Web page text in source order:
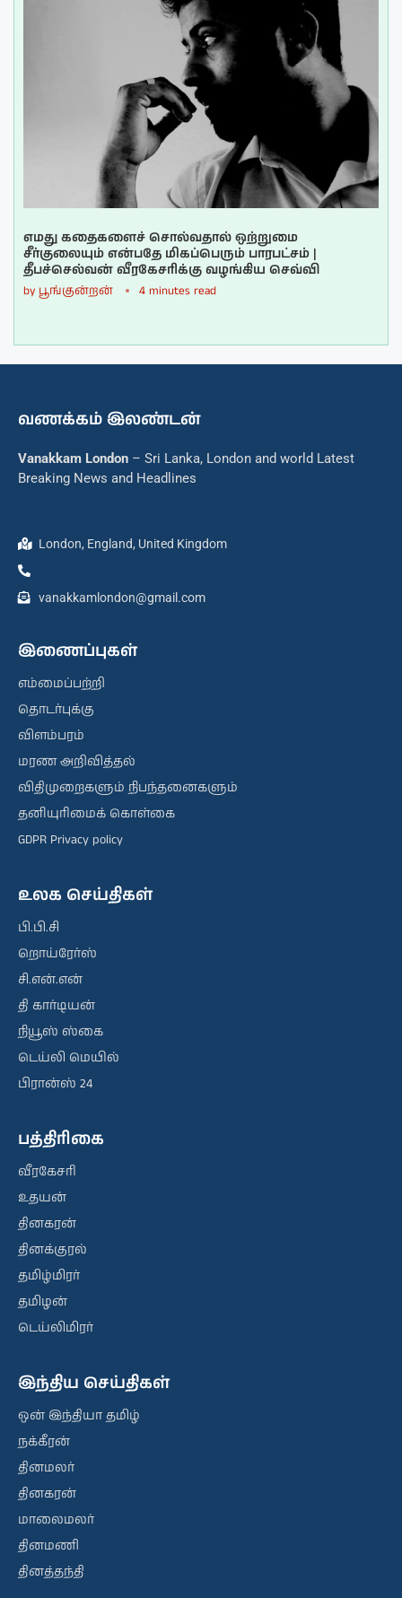
எமது கதைகளைச் சொல்வதால் ஒற்றுமை
சீர்குலையும் என்பதே மிகப்பெரும் பாரபட்சம் |
தீபச்செல்வன் வீரகேசரிக்கு வழங்கிய செவ்வி
by பூங்குன்றன் 4 minutes read
வணக்கம் இலண்டன்
Vanakkam London – Sri Lanka, London and world Latest
Breaking News and Headlines
London, England, United Kingdom
vanakkamlondon@gmail.com
இணைப்புகள்
எம்மைப்பற்றி
தொடர்புக்கு
விளம்பரம்
மரண அறிவித்தல்
விதிமுறைகளும் நிபந்தனைகளும்
தனியுரிமைக் கொள்கை
GDPR Privacy policy
உலக செய்திகள்
பி.பி.சி
றொய்ரேர்ஸ்
சி.என்.என்
தி கார்டியன்
நியூஸ் ஸ்கை
டெய்லி மெயில்
பிரான்ஸ் 24
பத்திரிகை
வீரகேசரி
உதயன்
தினகரன்
தினக்குரல்
தமிழ்மிரர்
தமிழன்
டெய்லிமிரர்
இந்திய செய்திகள்
ஒன் இந்தியா தமிழ்
நக்கீரன்
தினமலர்
தினகரன்
மாலைமலர்
தினமணி
தினத்தந்தி